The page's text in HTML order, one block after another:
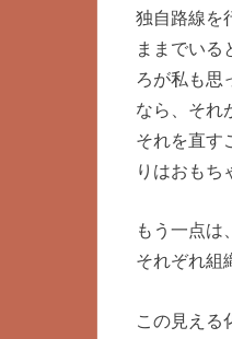
独自路線を
ままでいる
ろが私も思
なら、それ
それを直す
りはおもち
もう一点は
それぞれ組
この見える